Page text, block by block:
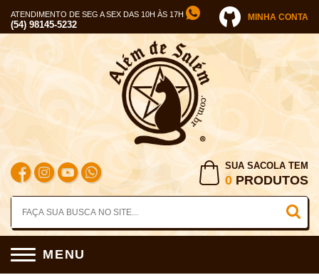
ATENDIMENTO DE SEG A SEX DAS 10H ÀS 17H
(54) 98145-5232
MINHA CONTA
SUA SACOLA TEM
0 PRODUTOS
MENU